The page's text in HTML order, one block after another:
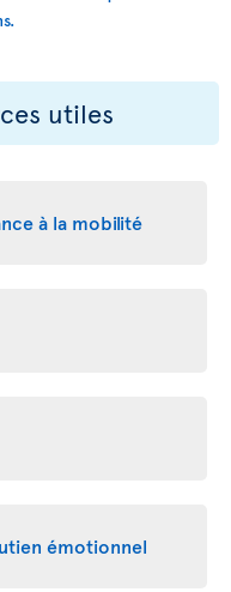
utiles
à la mobilité
émotionnel